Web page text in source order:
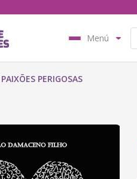
Menú
PAIXÕES PERIGOSAS